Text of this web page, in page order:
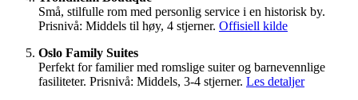
Små, stilfulle rom med personlig service i en historisk by.
Prisnivå: Middels til høy, 4 stjerner. Offisiell kilde
Oslo Family Suites
Perfekt for familier med romslige suiter og barnevennlige
fasiliteter. Prisnivå: Middels, 3-4 stjerner. Les detaljer